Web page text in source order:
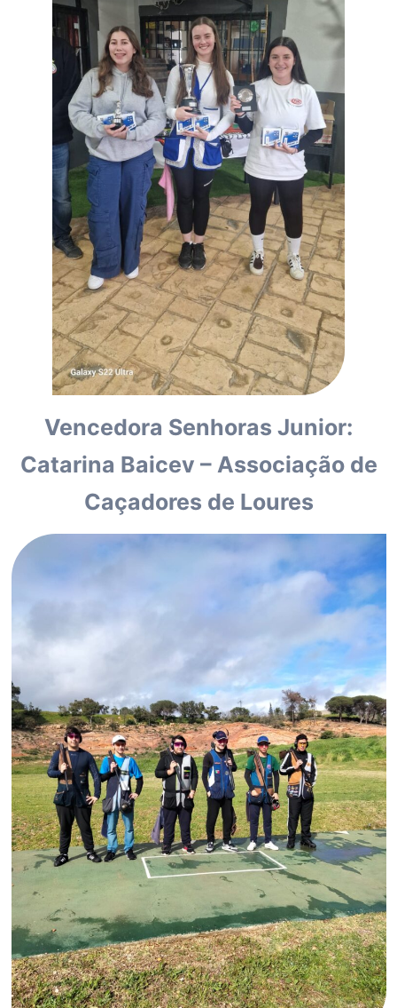
Vencedora Senhoras Junior:
Catarina Baicev – Associação de
Caçadores de Loures